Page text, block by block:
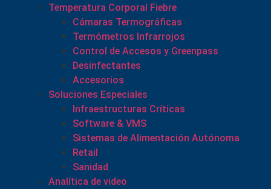
Temperatura Corporal Fiebre
Cámaras Termográficas
Termómetros Infrarrojos
Control de Accesos y Greenpass
Desinfectantes
Accesorios
Soluciones Especiales
Infraestructuras Críticas
Software & VMS
Sistemas de Alimentación Autónoma
Retail
Sanidad
Analítica de video